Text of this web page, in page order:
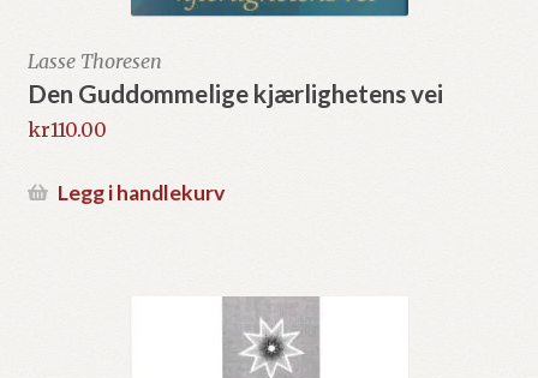
Lasse Thoresen
Den Guddommelige kjærlighetens vei
kr110.00
Legg i handlekurv